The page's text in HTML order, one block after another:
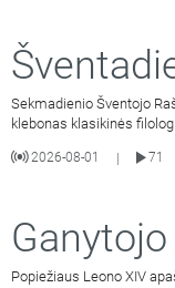
Sekmadienio Šventojo
klebonas klasikinės
2026-08-01 |
71
Popiežiaus Leono XIV